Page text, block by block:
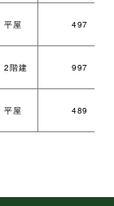
平屋 497
2階建 997
平屋 489